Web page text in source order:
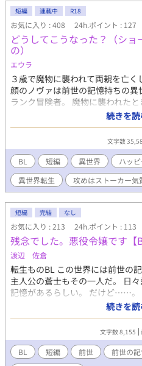
短編 連載中 R18
お気に入り : 408 24h.ポイント : 127
どうしてこうなった？（ショ
の）
エウラ
３歳で魔物に襲われて両親を亡
顔のノヴァは前世の記憶持ちの
ランク冒険者。 魔物に襲われた
人は特にチートもなく平々凡々
年下２２歳の若きＳランク冒険
があり、そこで自分でも知らな
り、事態は色々動き出す。 若干
険者に溺愛される自己評価の低い
ト専用の枠で書いてましたが話数
で短編枠を作って移動しました。
お願いいたします。 なお、プロ
の投稿分をまるっと載せるので
い。出来次第投稿する予定です。
す。（でも忘れたらすみません）
続きを
文字数
BL 短編 異世界 ハッ
異世界転生
攻めはストーカー気
短編 完結 なし
お気に入り : 213 24h.ポイント : 113
残念でした。悪役令嬢です【
渡辺 佐倉
転生ものBL この世界には前世の
主人公の蒼士もその一人だ。 日
記憶があるらしい。 だけど……。
の前世は悪役令嬢だった。 エブ
す。
続きを
文字数 8,155
BL 短編 前世 前世の